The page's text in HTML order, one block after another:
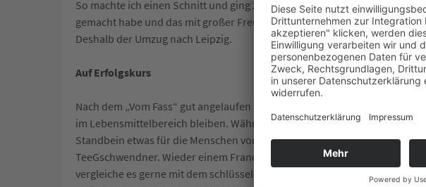
So machte ich einen Schnitt und ging zu einer Werbeagentur bei der ich
gemacht habe und das mit großer Freude. Trotzdem kam 2010 bei mir der
Deshalb der Umzug nach Leipzig.
Auf Erfolgskurs
Nach dem „Vom Fass“ gut angelaufen war, überlegte ich 2014 wie ich
im Lebensmittelbereich bleiben. Während ich in Leipzig auch viele
Standbein etwas für die Menschen vor Ort bieten. Kurzerhand schrieb ich
TeeGschwendner. Wieder einem Franchise-Unternehmen, denn das
vergleiche es gerne mit dem schlüsselfertigen Bauen: Ich bekomme vieles